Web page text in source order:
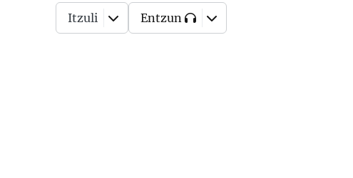
Itzuli Entzun